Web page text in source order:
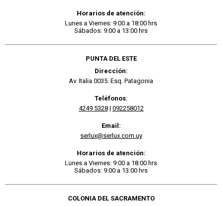
Horarios de atención:
Lunes a Viernes: 9:00 a 18:00 hrs
Sábados: 9:00 a 13:00 hrs
PUNTA DEL ESTE
Dirección:
Av. Italia 0035. Esq. Patagonia
Teléfonos:
4249 5328| 092258012
Email:
serlux@serlux.com.uy
Horarios de atención:
Lunes a Viernes: 9:00 a 18:00 hrs
Sábados: 9:00 a 13:00 hrs
COLONIA DEL SACRAMENTO